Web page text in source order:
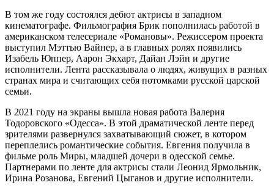
В том же году состоялся дебют актрисы в западном
кинематографе. Фильмография Брик пополнилась работой в
американском телесериале «Романовы». Режиссером проекта
выступил Мэттью Вайнер, а в главных ролях появились
Изабель Юппер, Аарон Экхарт, Дайан Лэйн и другие
исполнители. Лента рассказывала о людях, живущих в разных
странах мира и считающих себя потомками русской царской
семьи.
В 2021 году на экраны вышла новая работа Валерия
Тодоровского «Одесса». В этой драматической ленте перед
зрителями развернулся захватывающий сюжет, в котором
переплелись романтические события. Евгения получила в
фильме роль Миры, младшей дочери в одесской семье.
Партнерами по ленте для актрисы стали Леонид Ярмольник,
Ирина Розанова, Евгений Цыганов и другие исполнители.